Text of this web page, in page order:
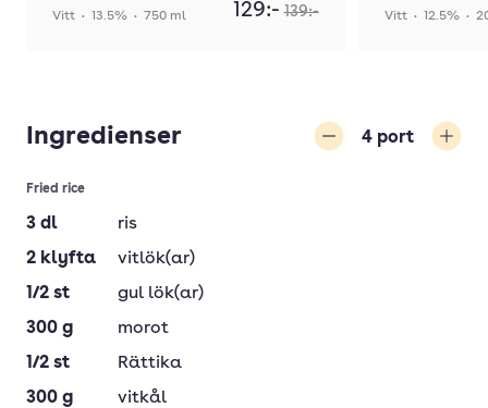
Vitt • 13.5% • 750 ml 129:-139:- Vitt • 12.5% •
Ingredienser 4 port
Fried rice
3 dl
ris
2 klyfta
vitlök(ar)
1/2 st
gul lök(ar)
300 g
morot
1/2 st
Rättika
300 g
vitkål